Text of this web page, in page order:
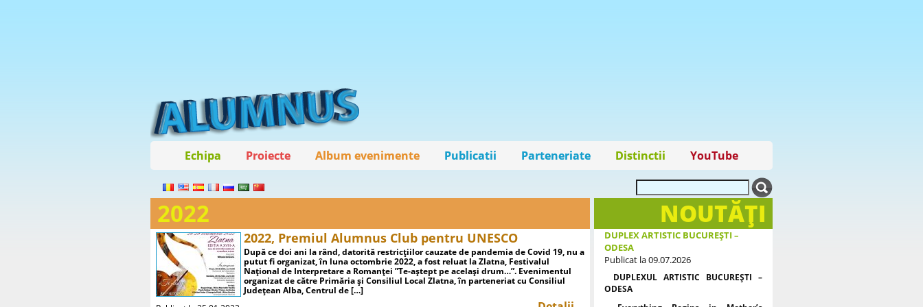
Echipa Proiecte Album evenimente Publicatii Parteneriate Distinctii YouTube
2022
2022, Premiul Alumnus Club pentru UNESCO
După ce doi ani la rând, datorită restricțiilor cauzate de pandemia de Covid 19, nu a
putut fi organizat, în luna octombrie 2022, a fost reluat la Zlatna, Festivalul
Național de Interpretare a Romanței ”Te-aștept pe același drum…”. Evenimentul
organizat de către Primăria și Consiliul Local Zlatna, în parteneriat cu Consiliul
Județean Alba, Centrul de […]
NOUTĂŢI
DUPLEX ARTISTIC BUCUREȘTI –
ODESA
Publicat la 09.07.2026
DUPLEXUL ARTISTIC BUCUREȘTI –
ODESA